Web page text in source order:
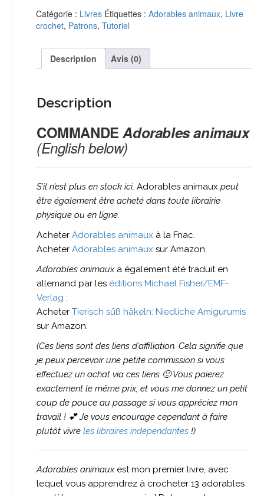
Catégorie : Livres Étiquettes : Adorables animaux, Livre
crochet, Patrons, Tutoriel
Description Avis (0)
Description
COMMANDE Adorables animaux
(English below)
S’il n’est plus en stock ici, Adorables animaux peut
être également être acheté dans toute librairie
physique ou en ligne.
Acheter Adorables animaux à la Fnac.
Acheter Adorables animaux sur Amazon.
Adorables animauxa également été traduit en
allemand par les éditions Michael Fisher/EMF-
Verlag :
Acheter Tierisch süß häkeln: Niedliche Amigurumis
sur Amazon.
(Ces liens sont des liens d’affiliation. Cela signifie que
je peux percevoir une petite commission si vous
effectuez un achat via ces liens 🙂 Vous paierez
exactement le même prix, et vous me donnez un petit
coup de pouce au passage si vous appréciez mon
travail ! 💕 Je vous encourage cependant à faire
plutôt vivre les libraires indépendantes !)
Adorables animauxest mon premier livre, avec
lequel vous apprendrez à crocheter 13 adorables